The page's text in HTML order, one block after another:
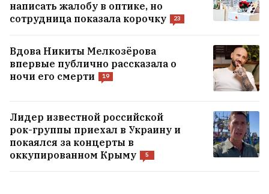
написать жалобу в оптике, но
сотрудница показала корочку
23
Вдова Никиты Мелкозёрова
впервые публично рассказала о
ночи его смерти
19
Лидер известной российской
рок-группы приехал в Украину и
покаялся за концерты в
оккупированном Крыму
5